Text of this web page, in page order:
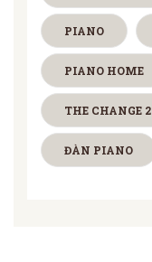
PIANO
PIANO HOME
THE CHANGE 2
ĐÀN PIANO